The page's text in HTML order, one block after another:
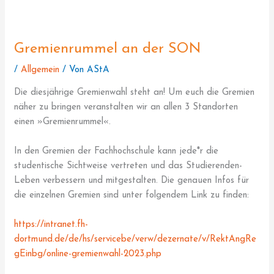
Gremienrummel an der SON
/Allgemein / VonAStA
Die diesjährige Gremienwahl steht an! Um euch die Gremien
näher zu bringen veranstalten wir an allen 3 Standorten
einen »Gremienrummel«.
In den Gremien der Fachhochschule kann jede*r die
studentische Sichtweise vertreten und das Studierenden-
Leben verbessern und mitgestalten. Die genauen Infos für
die einzelnen Gremien sind unter folgendem Link zu finden:
https://intranet.fh-
dortmund.de/de/hs/servicebe/verw/dezernate/v/RektAngRe
gEinbg/online-gremienwahl-2023.php